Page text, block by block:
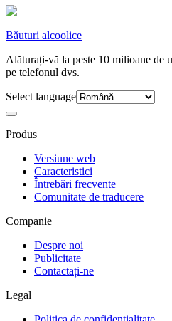
Băuturi alcoolice
Alăturați-vă la peste 10 milioane de
pe telefonul dvs.
Select language
Produs
Versiune web
Caracteristici
Întrebări frecvente
Comunitate de traducere
Companie
Despre noi
Publicitate
Contactați-ne
Legal